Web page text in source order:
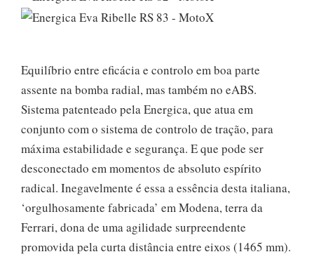
Equilíbrio entre eficácia e controlo em boa parte
assente na bomba radial, mas também no eABS.
Sistema patenteado pela Energica, que atua em
conjunto com o sistema de controlo de tração, para
máxima estabilidade e segurança. E que pode ser
desconectado em momentos de absoluto espírito
radical. Inegavelmente é essa a essência desta italiana,
‘orgulhosamente fabricada’ em Modena, terra da
Ferrari, dona de uma agilidade surpreendente
promovida pela curta distância entre eixos (1465 mm).